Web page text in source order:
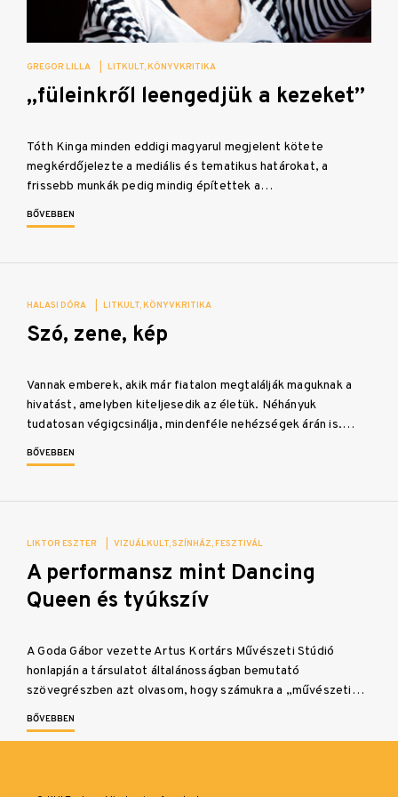
GREGOR LILLA LITKULT KÖNYVKRITIKA
„füleinkről leengedjük a kezeket”
Tóth Kinga minden eddigi magyarul megjelent kötete
megkérdőjelezte a mediális és tematikus határokat, a
frissebb munkák pedig mindig építettek a…
BŐVEBBEN
HALASI DÓRA LITKULT KÖNYVKRITIKA
Szó, zene, kép
Vannak emberek, akik már fiatalon megtalálják maguknak a
hivatást, amelyben kiteljesedik az életük. Néhányuk
tudatosan végigcsinálja, mindenféle nehézségek árán is.…
BŐVEBBEN
LIKTOR ESZTER VIZUÁLKULT SZÍNHÁZ FESZTIVÁL
A performansz mint Dancing
Queen és tyúkszív
A Goda Gábor vezette Artus Kortárs Művészeti Stúdió
honlapján a társulatot általánosságban bemutató
szövegrészben azt olvasom, hogy számukra a „művészeti…
BŐVEBBEN